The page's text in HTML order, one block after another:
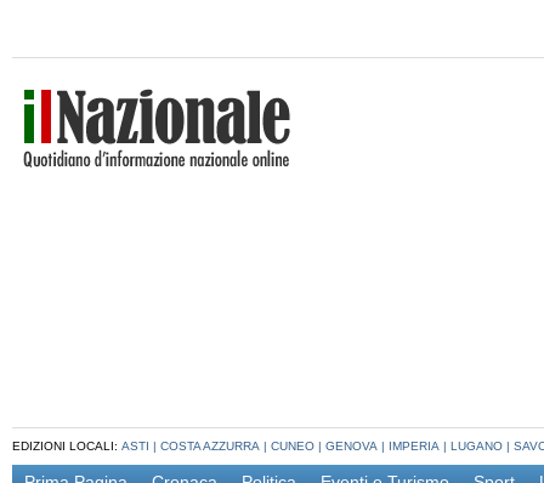
EDIZIONI LOCALI: ASTI | COSTA AZZURRA | CUNEO | GENOVA | IMPERIA | LUGANO |